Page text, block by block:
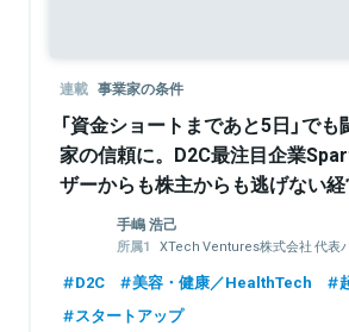
連載 事業家の条件
「資金ショートまであと5日」で
家の信頼に。D2C最注目企業
ザーからも株主からも逃げない経
手嶋 浩己
XTech Ventures株式会社 代表
D2C 美容・健康／HealthTech
スタートアップ